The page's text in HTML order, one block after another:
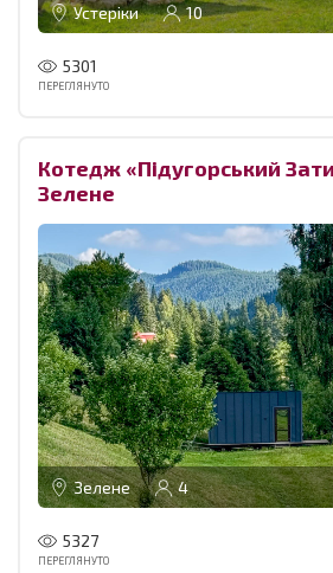
Устеріки 10
5301
ПЕРЕГЛЯНУТО
Котедж «Підугорський
Зелене
Зелене 4
5327
ПЕРЕГЛЯНУТО